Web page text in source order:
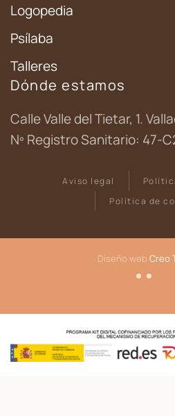
Logopedia
Psílaba
Talleres
Dónde estamos
Calle Valle del Tietar, 1.
Nº Registro Sanitario: 47-
Aviso legal
Política de
Diseño web Creo